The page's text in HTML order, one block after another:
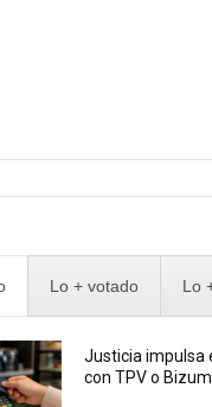
Lo + votado Lo
Justicia impulsa
con TPV o